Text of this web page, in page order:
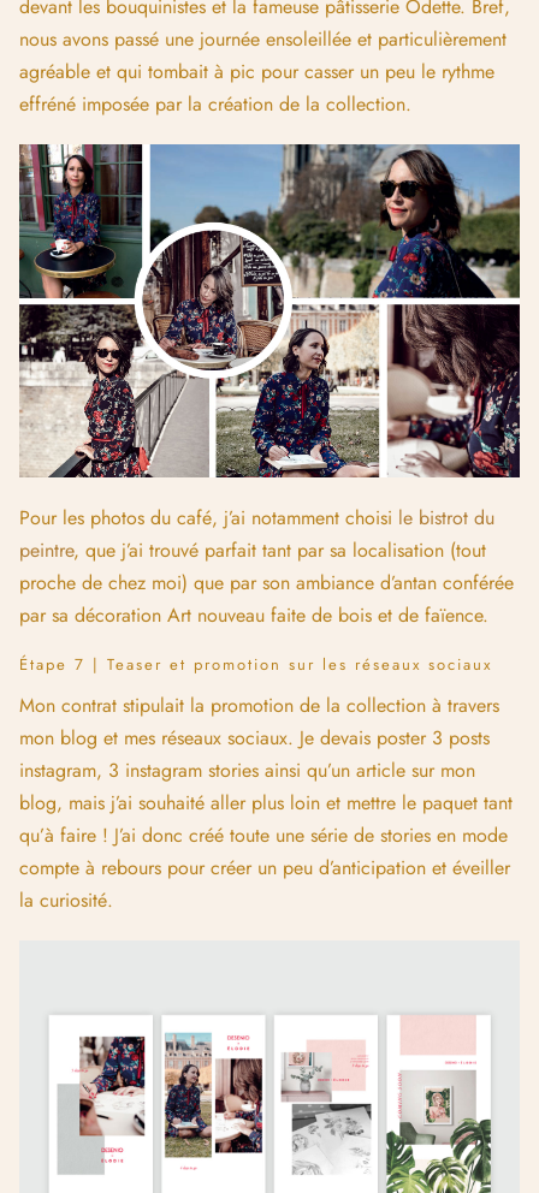
peintre , que j’ai trouvé parfait tant par sa localisation (tout
proche de chez moi) que par son ambiance d’antan conférée
par sa décoration Art nouveau faite de bois et de faïence.
Mon contrat stipulait la promotion de la collection à travers
mon blog et mes réseaux sociaux. Je devais poster 3 posts
instagram, 3 instagram stories ainsi qu’un article sur mon
blog, mais j’ai souhaité aller plus loin et mettre le paquet tant
qu’à faire ! J’ai donc créé toute une série de stories en mode
compte à rebours pour créer un peu d’anticipation et éveiller
la curiosité.
Étape 8 | Soirée de lancement
Dans son plan marketing, Desenio avait également prévu une
soirée de lancement de la collection dans une galerie
parisienne durant laquelle plusieurs influençeuses étaient
présentes notamment
d’être au centre de l’attention (il y avait une grande photo de
moi au milieu de la pièce, impossible d’y échapper ! ^^).
Si vous voulez voir des vidéos de la soirée, rendez-vous sur
mon compte instagramet cliquez sur ma storie à la une